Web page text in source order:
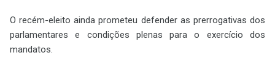
O recém-eleito ainda prometeu defender as prerrogativas dos
parlamentares e condições plenas para o exercício dos
mandatos.